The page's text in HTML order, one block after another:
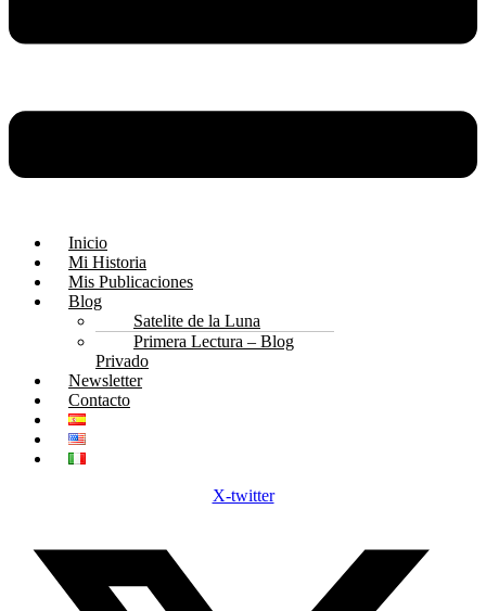
Inicio
Mi Historia
Mis Publicaciones
Blog
Satelite de la Luna
Primera Lectura – Blog
Privado
Newsletter
Contacto
X-twitter